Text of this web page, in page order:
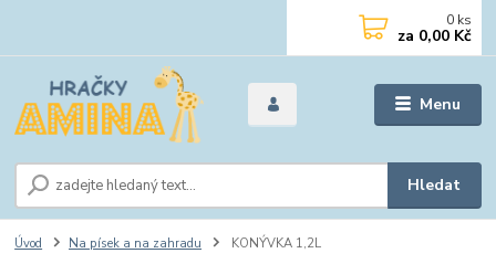
Menu
Hledat
0 ks
za 0,00 Kč
Úvod Na písek a na zahradu KONÝVKA 1,2L